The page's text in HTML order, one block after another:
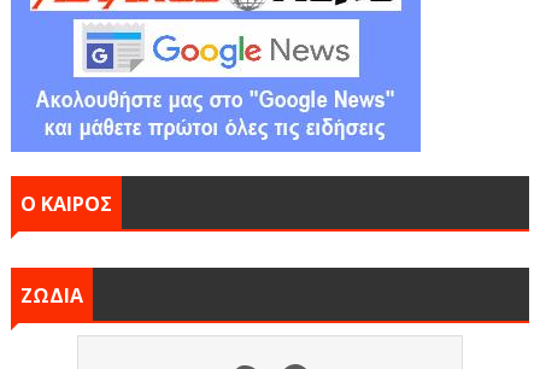
Ο ΚΑΙΡΟΣ
ΖΩΔΙΑ